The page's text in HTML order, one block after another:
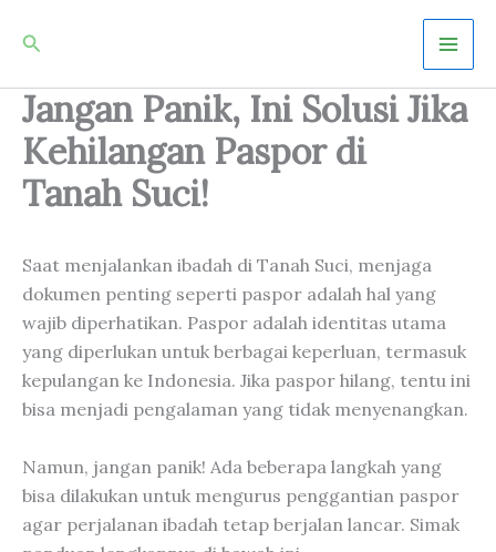
Search
Jangan Panik, Ini Solusi Jika
Kehilangan Paspor di
Tanah Suci!
Saat menjalankan ibadah di Tanah Suci, menjaga
dokumen penting seperti paspor adalah hal yang
wajib diperhatikan. Paspor adalah identitas utama
yang diperlukan untuk berbagai keperluan, termasuk
kepulangan ke Indonesia. Jika paspor hilang, tentu ini
bisa menjadi pengalaman yang tidak menyenangkan.
Namun, jangan panik! Ada beberapa langkah yang
bisa dilakukan untuk mengurus penggantian paspor
agar perjalanan ibadah tetap berjalan lancar. Simak